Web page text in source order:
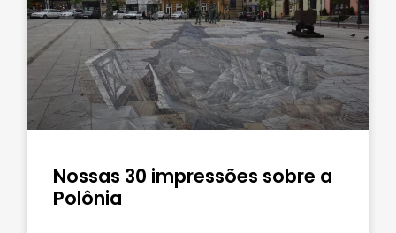
Nossas 30 impressões sobre a
Polônia